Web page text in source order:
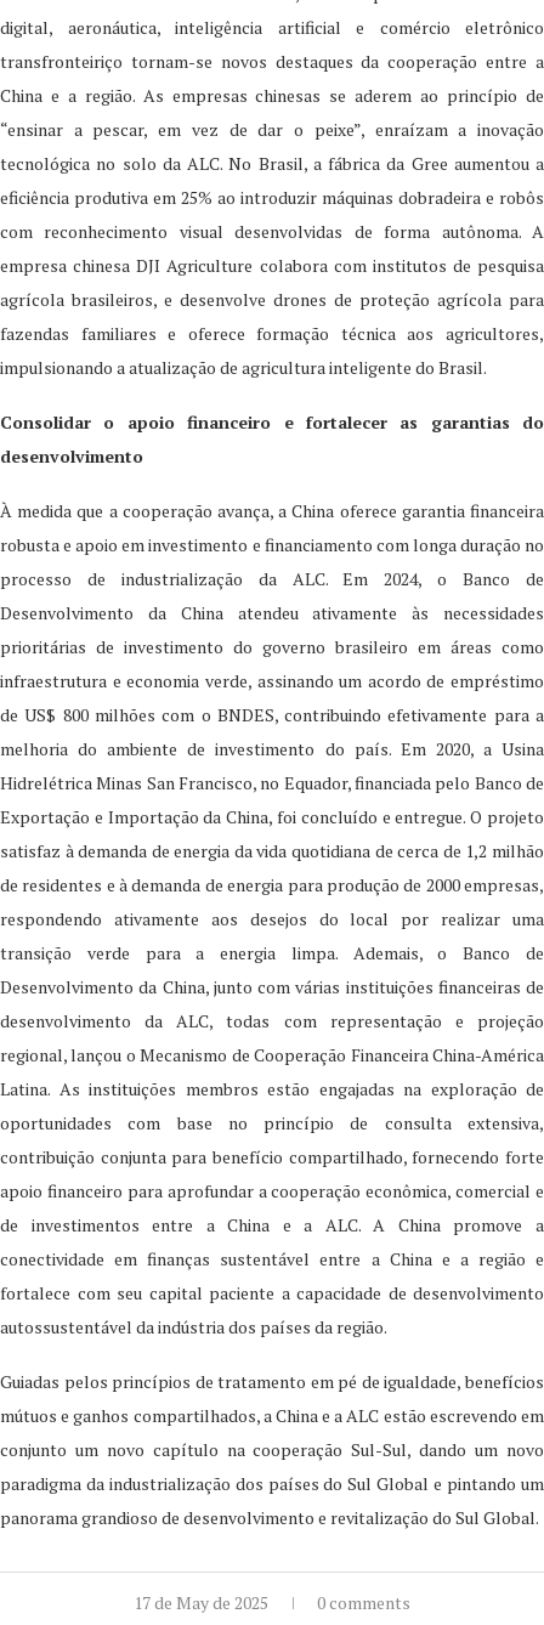
digital, aeronáutica, inteligência artificial e comércio eletrônico
transfronteiriço tornam-se novos destaques da cooperação entre a
China e a região. As empresas chinesas se aderem ao princípio de
“ensinar a pescar, em vez de dar o peixe”, enraízam a inovação
tecnológica no solo da ALC. No Brasil, a fábrica da Gree aumentou a
eficiência produtiva em 25% ao introduzir máquinas dobradeira e robôs
com reconhecimento visual desenvolvidas de forma autônoma. A
empresa chinesa DJI Agriculture colabora com institutos de pesquisa
agrícola brasileiros, e desenvolve drones de proteção agrícola para
fazendas familiares e oferece formação técnica aos agricultores,
impulsionando a atualização de agricultura inteligente do Brasil.
Consolidar o apoio financeiro e fortalecer as garantias do
desenvolvimento
À medida que a cooperação avança, a China oferece garantia financeira
robusta e apoio em investimento e financiamento com longa duração no
processo de industrialização da ALC. Em 2024, o Banco de
Desenvolvimento da China atendeu ativamente às necessidades
prioritárias de investimento do governo brasileiro em áreas como
infraestrutura e economia verde, assinando um acordo de empréstimo
de US$ 800 milhões com o BNDES, contribuindo efetivamente para a
melhoria do ambiente de investimento do país. Em 2020, a Usina
Hidrelétrica Minas San Francisco, no Equador, financiada pelo Banco de
Exportação e Importação da China, foi concluído e entregue. O projeto
satisfaz à demanda de energia da vida quotidiana de cerca de 1,2 milhão
de residentes e à demanda de energia para produção de 2000 empresas,
respondendo ativamente aos desejos do local por realizar uma
transição verde para a energia limpa. Ademais, o Banco de
Desenvolvimento da China, junto com várias instituições financeiras de
desenvolvimento da ALC, todas com representação e projeção
regional, lançou o Mecanismo de Cooperação Financeira China-América
Latina. As instituições membros estão engajadas na exploração de
oportunidades com base no princípio de consulta extensiva,
contribuição conjunta para benefício compartilhado, fornecendo forte
apoio financeiro para aprofundar a cooperação econômica, comercial e
de investimentos entre a China e a ALC. A China promove a
conectividade em finanças sustentável entre a China e a região e
fortalece com seu capital paciente a capacidade de desenvolvimento
autossustentável da indústria dos países da região.
Guiadas pelos princípios de tratamento em pé de igualdade, benefícios
mútuos e ganhos compartilhados, a China e a ALC estão escrevendo em
conjunto um novo capítulo na cooperação Sul-Sul, dando um novo
paradigma da industrialização dos países do Sul Global e pintando um
panorama grandioso de desenvolvimento e revitalização do Sul Global.
17 de May de 2025 0 comments